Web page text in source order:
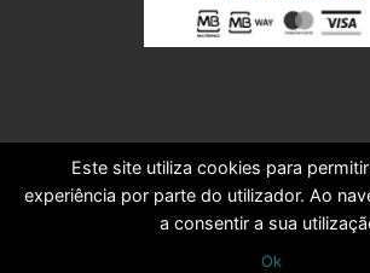
Este site utiliza cookies para
experiência por parte do utilizador. Ao
a consentir a sua
Ok